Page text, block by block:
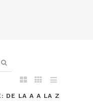
DE LA A A LA Z